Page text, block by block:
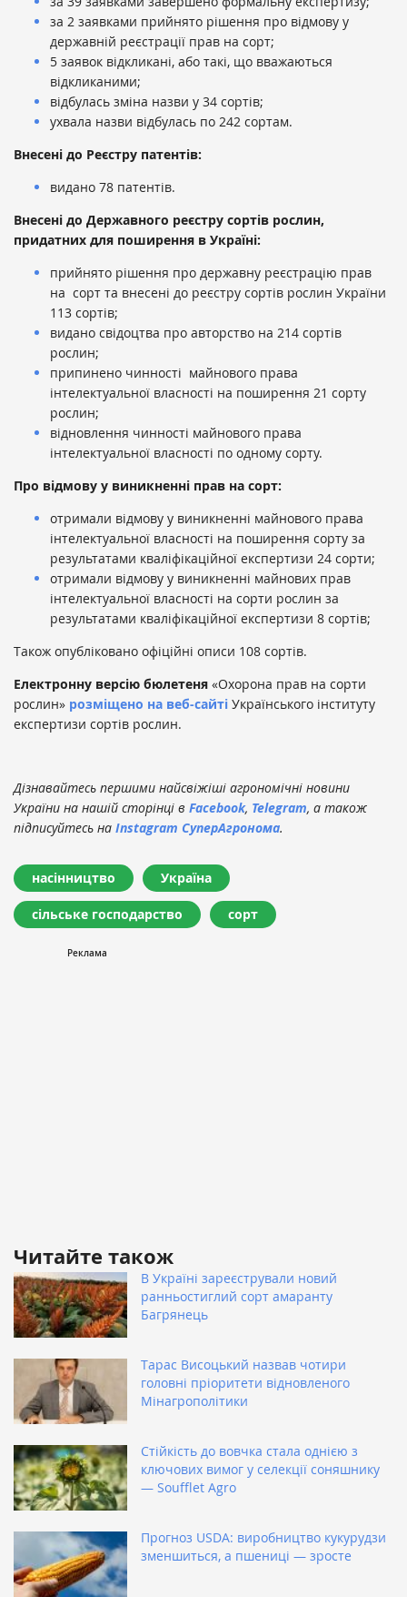
за 2 заявками прийнято рішення про відмову у
державній реєстрації прав на сорт;
5 заявок відкликані, або такі, що вважаються
відкликаними;
відбулась зміна назви у 34 сортів;
ухвала назви відбулась по 242 сортам.
Внесені до Реєстру патентів:
видано 78 патентів.
Внесені до Державного реєстру сортів рослин,
придатних для поширення в Україні:
прийнято рішення про державну реєстрацію прав
на сорт та внесені до реєстру сортів рослин України
113 сортів;
видано свідоцтва про авторство на 214 сортів
рослин;
припинено чинності майнового права
інтелектуальної власності на поширення 21 сорту
рослин;
відновлення чинності майнового права
інтелектуальної власності по одному сорту.
Про відмову у виникненні прав на сорт:
отримали відмову у виникненні майнового права
інтелектуальної власності на поширення сорту за
результатами кваліфікаційної експертизи 24 сорти;
отримали відмову у виникненні майнових прав
інтелектуальної власності на сорти рослин за
результатами кваліфікаційної експертизи 8 сортів;
Також опубліковано офіційні описи 108 сортів.
Електронну версію бюлетеня «Охорона прав на сорти
рослин» розміщено на веб-сайті Українського інституту
експертизи сортів рослин.
Дізнавайтесь першими найсвіжіші агрономічні новини
України на нашій сторінці в Facebook, Telegram, а також
підписуйтесь на Instagram СуперАгронома.
насінництво Україна
сільське господарство сорт
Читайте також
В Україні зареєстрували новий
ранньостиглий сорт амаранту
Багрянець
Тарас Висоцький назвав чотири
головні пріоритети відновленого
Мінагрополітики
Стійкість до вовчка стала однією з
ключових вимог у селекції соняшнику
— Soufflet Agro
Прогноз USDA: виробництво кукурудзи
зменшиться, а пшениці — зросте